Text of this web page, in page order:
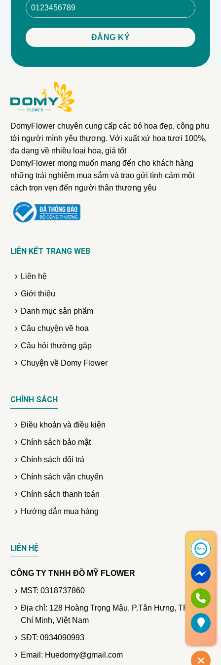
- Tươi
- Thơm
- Dễ bảo trì
- Miễn phí vận chuyển
- Phù hợp mọi lứa tuổi
DomyFlower chuyên cung cấp các bó hoa đẹp, công phu
tới người mình yêu thương. Với xuất xứ hoa tươi 100%,
đa dạng về nhiều loại hoa, giá tốt
DomyFlower mong muốn mang đến cho khách hàng
những trải nghiệm mua sắm và trao gửi tình cảm một
cách trọn vẹn đến người thân thương yêu
LIÊN KẾT TRANG WEB
Liên hệ
Giới thiệu
Danh mục sản phẩm
Câu chuyện về hoa
Câu hỏi thường gặp
Chuyện về Domy Flower
CHÍNH SÁCH
Điều khoản và điều kiện
Chính sách bảo mật
Chính sách đổi trả
Chính sách vận chuyển
Chính sách thanh toán
Hướng dẫn mua hàng
LIÊN HỆ
CÔNG TY TNHH ĐỒ MỸ FLOWER
MST: 0318737860
Địa chỉ: 128 Hoàng Trọng Mậu, P.Tân Hưng, TP. Hồ
Chí Minh, Việt Nam
SĐT: 0934090993
Email: Huedomy@gmail.com